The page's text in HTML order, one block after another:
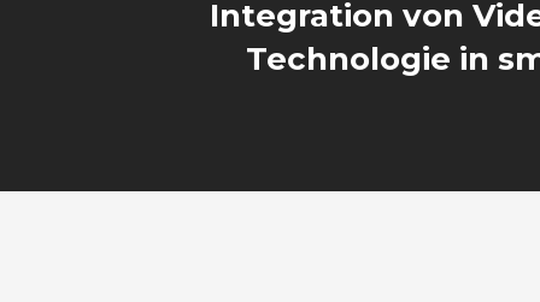
Integration von
Technologie in